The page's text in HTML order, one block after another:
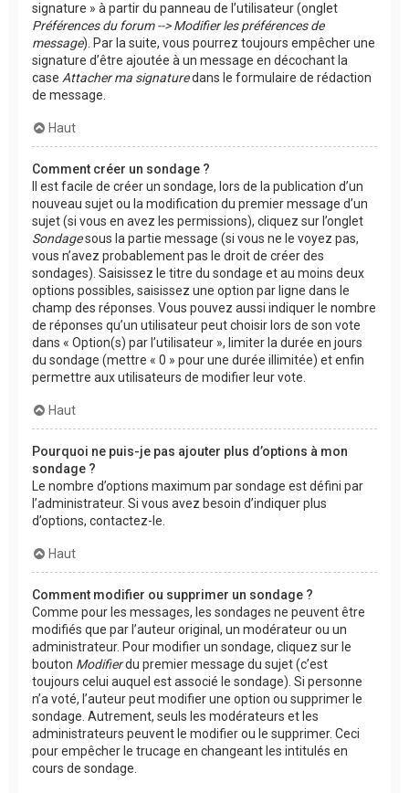
signature » à partir du panneau de l’utilisateur (onglet
Préférences du forum --> Modifier les préférences de
message). Par la suite, vous pourrez toujours empêcher une
signature d’être ajoutée à un message en décochant la
case Attacher ma signaturedans le formulaire de rédaction
de message.
Haut
Comment créer un sondage ?
Il est facile de créer un sondage, lors de la publication d’un
nouveau sujet ou la modification du premier message d’un
sujet (si vous en avez les permissions), cliquez sur l’onglet
Sondagesous la partie message (si vous ne le voyez pas,
vous n’avez probablement pas le droit de créer des
sondages). Saisissez le titre du sondage et au moins deux
options possibles, saisissez une option par ligne dans le
champ des réponses. Vous pouvez aussi indiquer le nombre
de réponses qu’un utilisateur peut choisir lors de son vote
dans « Option(s) par l’utilisateur », limiter la durée en jours
du sondage (mettre « 0 » pour une durée illimitée) et enfin
permettre aux utilisateurs de modifier leur vote.
Haut
Pourquoi ne puis-je pas ajouter plus d’options à mon
sondage ?
Le nombre d’options maximum par sondage est défini par
l’administrateur. Si vous avez besoin d’indiquer plus
d’options, contactez-le.
Haut
Comment modifier ou supprimer un sondage ?
Comme pour les messages, les sondages ne peuvent être
modifiés que par l’auteur original, un modérateur ou un
administrateur. Pour modifier un sondage, cliquez sur le
bouton Modifierdu premier message du sujet (c’est
toujours celui auquel est associé le sondage). Si personne
n’a voté, l’auteur peut modifier une option ou supprimer le
sondage. Autrement, seuls les modérateurs et les
administrateurs peuvent le modifier ou le supprimer. Ceci
pour empêcher le trucage en changeant les intitulés en
cours de sondage.